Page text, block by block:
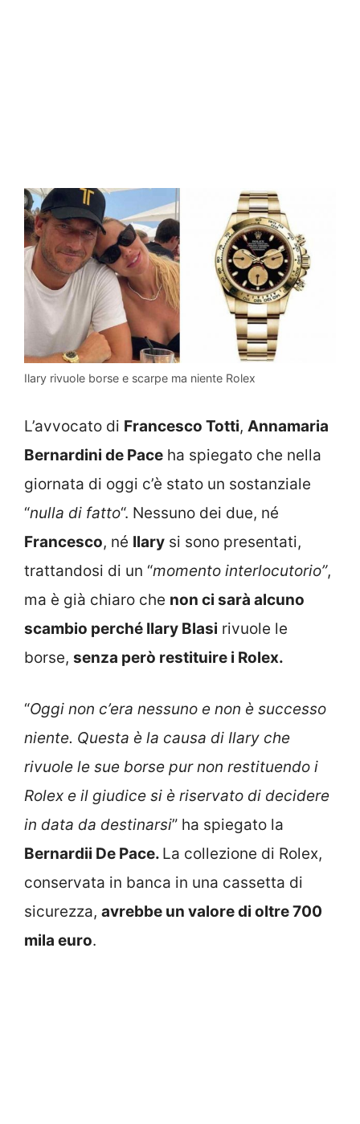
Ilary rivuole borse e scarpe ma niente Rolex
L’avvocato di Francesco Totti, Annamaria
Bernardini de Pace ha spiegato che nella
giornata di oggi c’è stato un sostanziale
“nulla di fatto“. Nessuno dei due, né
Francesco, né Ilary si sono presentati,
trattandosi di un “momento interlocutorio”,
ma è già chiaro che non ci sarà alcuno
scambio perché Ilary Blasi rivuole le
borse, senza però restituire i Rolex.
“Oggi non c’era nessuno e non è successo
niente. Questa è la causa di Ilary che
rivuole le sue borse pur non restituendo i
Rolex e il giudice si è riservato di decidere
in data da destinarsi” ha spiegato la
Bernardii De Pace. La collezione di Rolex,
conservata in banca in una cassetta di
sicurezza, avrebbe un valore di oltre 700
mila euro.